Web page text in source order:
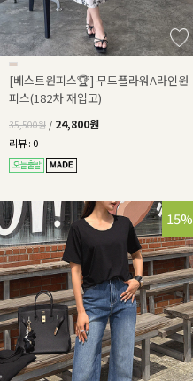
[베스트원피스🏆] 무드플라워A라인원
피스(182차 재입고)
35,500원 / 24,800원
리뷰 : 0
15%